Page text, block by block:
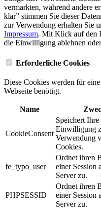
vermarkten, während andere
klar” stimmen Sie dieser
zur Verwendung erhalten Sie
Impressum. Mit Klick auf den
die Einwilligung ablehnen
Erforderliche Cookies
Diese Cookies werden für
Webseite benötigt.
Name
CookieConsent
Speichert Ihre
Einwilligung
Verwendung
Cookies.
fe_typo_user
Ordnet ihren
einer Session
Server zu.
PHPSESSID
Ordnet ihren
einer Session
Server zu.